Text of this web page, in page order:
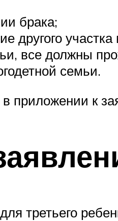
брака;
другого
все должны
семьи.
приложении к
третьего